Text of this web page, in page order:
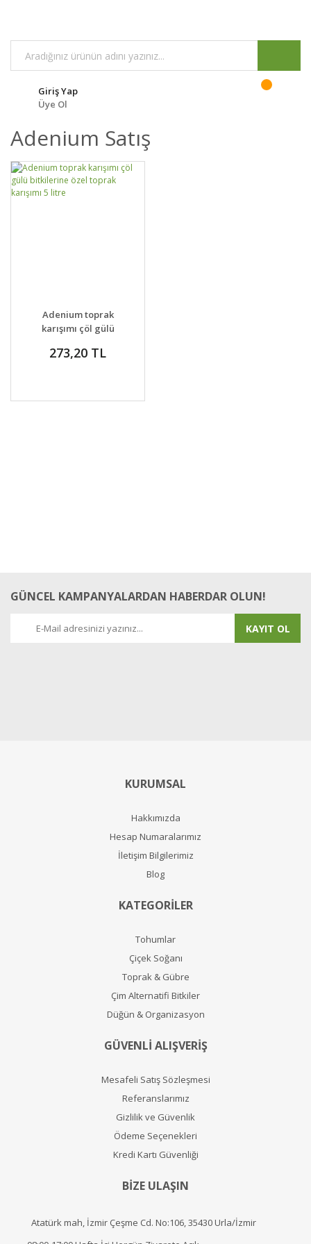
Giriş Yap
Üye Ol
Adenium Satış
DETAYLAR SEPETE EKLE
Adenium toprak
karışımı çöl gülü
karışımı 5 litre
273,20 TL
GÜNCEL KAMPANYALARDAN HABERDAR OLUN!
KAYIT OL
KURUMSAL
Hakkımızda
Hesap Numaralarımız
İletişim Bilgilerimiz
Blog
KATEGORİLER
Tohumlar
Çiçek Soğanı
Toprak & Gübre
Çim Alternatifi Bitkiler
Düğün & Organizasyon
GÜVENLİ ALIŞVERİŞ
Mesafeli Satış Sözleşmesi
Referanslarımız
Gizlilik ve Güvenlik
Ödeme Seçenekleri
Kredi Kartı Güvenliği
BİZE ULAŞIN
Atatürk mah, İzmir Çeşme Cd. No:106, 35430 Urla/İzmir